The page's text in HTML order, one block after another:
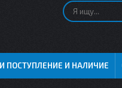
ПОСТУПЛЕНИЕ И НАЛИЧИЕ